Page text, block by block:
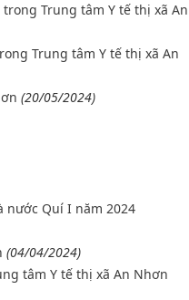
Trung tâm Y tế thị xã An
Trung tâm Y tế thị xã An
(20/05/2024)
nước Quí I năm 2024
(04/04/2024)
tâm Y tế thị xã An Nhơn